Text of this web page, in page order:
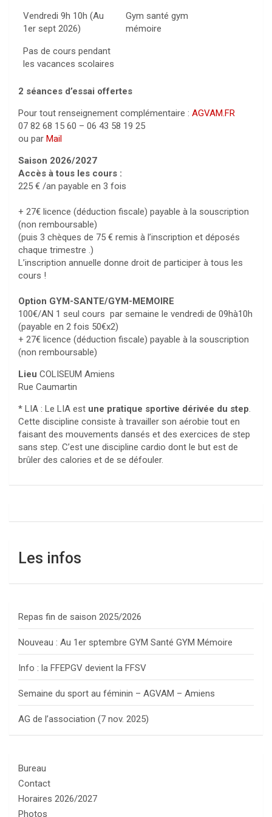
Vendredi 9h 10h (Au
1er sept 2026)
Gym santé gym
mémoire
Pas de cours pendant
les vacances scolaires
2 séances d’essai offertes
Pour tout renseignement complémentaire : AGVAM.FR
07 82 68 15 60 – 06 43 58 19 25
ou par Mail
Saison 2026/2027
Accès à tous les cours :
225 € /an payable en 3 fois
+ 27€ licence (déduction fiscale) payable à la souscription
(non remboursable)
(puis 3 chèques de 75 € remis à l’inscription et déposés
chaque trimestre .)
L’inscription annuelle donne droit de participer à tous les
cours !
Option GYM-SANTE/GYM-MEMOIRE
100€/AN 1 seul cours par semaine le vendredi de 09hà10h
(payable en 2 fois 50€x2)
+ 27€ licence (déduction fiscale) payable à la souscription
(non remboursable)
Lieu COLISEUM Amiens
Rue Caumartin
* LIA : Le LIA est une pratique sportive dérivée du step.
Cette discipline consiste à travailler son aérobie tout en
faisant des mouvements dansés et des exercices de step
sans step. C’est une discipline cardio dont le but est de
brûler des calories et de se défouler.
Les infos
Repas fin de saison 2025/2026
Nouveau : Au 1er sptembre GYM Santé GYM Mémoire
Info : la FFEPGV devient la FFSV
Semaine du sport au féminin – AGVAM – Amiens
AG de l’association (7 nov. 2025)
Bureau
Contact
Horaires 2026/2027
Photos